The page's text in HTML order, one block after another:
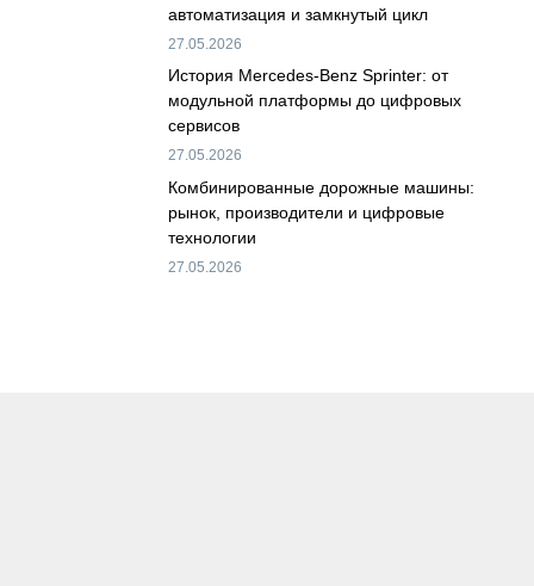
автоматизация и замкнутый цикл
27.05.2026
История Mercedes-Benz Sprinter: от
модульной платформы до цифровых
сервисов
27.05.2026
Комбинированные дорожные машины:
рынок, производители и цифровые
технологии
27.05.2026